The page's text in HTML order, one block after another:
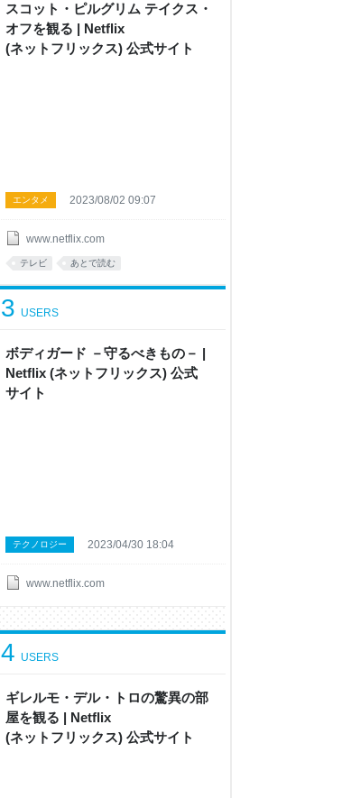
スコット・ピルグリム テイクス・
オフ を観 る | Netflix
( ネ ッ ト フ リ ッ ク ス ) 公 式サ イ ト
www.netflix.com
エンタメ 2023/08/02 09:07
テレビ あとで読む
ボディガード －守るべきもの－ |
Netflix ( ネ ッ ト フ リ ッ ク ス ) 公 式
サ イ ト
3 USERS
www.netflix.com
テクノロジー 2023/04/30 18:04
ギレルモ・デル・トロの驚異の部
屋 を観 る | Netflix
( ネ ッ ト フ リ ッ ク ス ) 公 式サ イ ト
4 USERS